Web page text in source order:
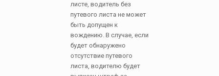
листе, водитель без
путевого листа не может
быть допущен к
вождению. В случае, если
будет обнаружено
отсутствие путевого
листа, водителю будет